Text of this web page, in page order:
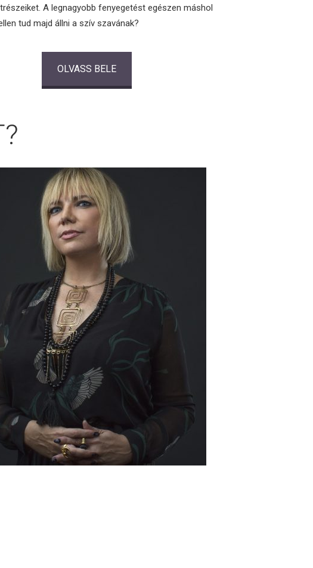
A legnagyobb fenyegetést egészen máshol
tud majd állni a szív szavának?
OLVASS BELE